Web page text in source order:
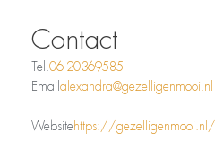
Contact
Tel. 06-20369585
Email alexandra@gezelligenmooi.nl
Websitehttps://gezelligenmooi.nl/